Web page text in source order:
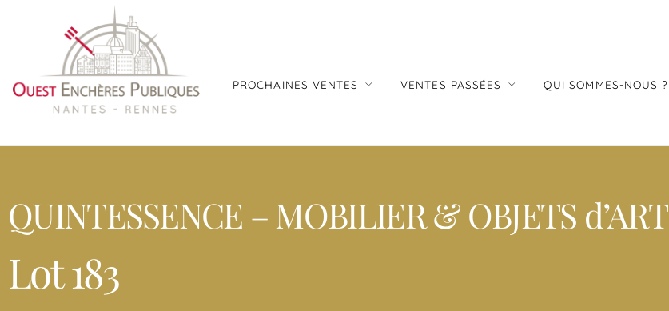
PROCHAINES VENTES VENTES PASSÉES QUI SOMMES-NOUS ?
QUINTESSENCE – MOBILIER & OBJETS d’ART
Lot 183